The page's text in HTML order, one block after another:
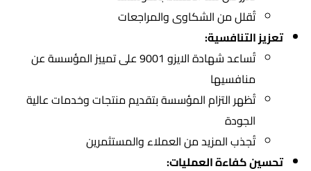
تُقلل من الشكاوى والمراجعات
تعزيز التنافسية:
تُساعد شهادة الايزو 9001 على تمييز المؤسسة عن
منافسيها
تُظهر التزام المؤسسة بتقديم منتجات وخدمات عالية
الجودة
تُجذب المزيد من العملاء والمستثمرين
تحسين كفاءة العمليات: